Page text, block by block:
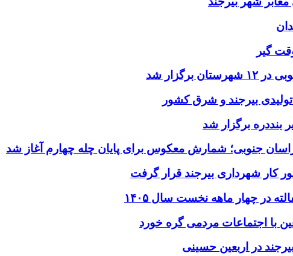
گیر
شد
بیرجند و شرق کشور
بنددره برگزار شد
جنوبی؛ شمارش معکوس برای پایان چله چهارم آغاز شد
کار شهرداری بیرجند قرار گرفت
در اربعین حسینی